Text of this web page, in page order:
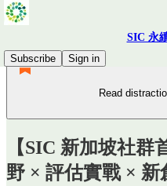
SIC 永
Subscribe
Sign in
Read
【SIC 新加坡社
野 × 評估實戰 × 新